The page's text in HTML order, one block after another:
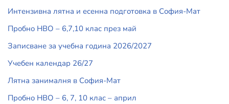
Интензивна лятна и есенна подготовка в София-Мат
Пробно НВО – 6,7,10 клас през май
Записване за учебна година 2026/2027
Учебен календар 26/27
Лятна занималня в София-Мат
Пробно НВО – 6, 7, 10 клас – април